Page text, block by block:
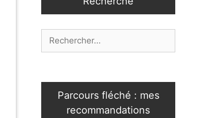
Parcours fléché : mes
recommandations